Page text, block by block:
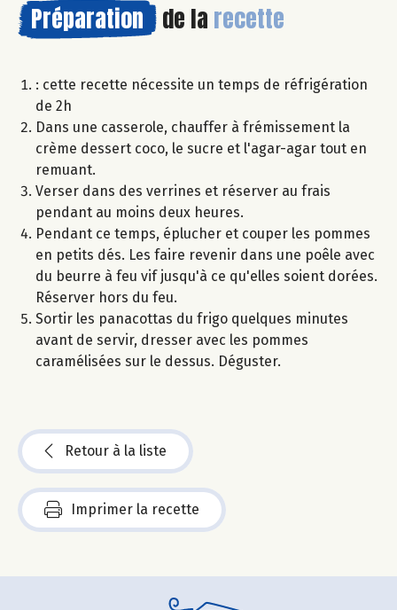
Préparation de la recette
: cette recette nécessite un temps de réfrigération
de 2h
Dans une casserole, chauffer à frémissement la
crème dessert coco, le sucre et l'agar-agar tout en
remuant.
Verser dans des verrines et réserver au frais
pendant au moins deux heures.
Pendant ce temps, éplucher et couper les pommes
en petits dés. Les faire revenir dans une poêle avec
du beurre à feu vif jusqu'à ce qu'elles soient dorées.
Réserver hors du feu.
Sortir les panacottas du frigo quelques minutes
avant de servir, dresser avec les pommes
caramélisées sur le dessus. Déguster.
Retour à la liste
Imprimer la recette